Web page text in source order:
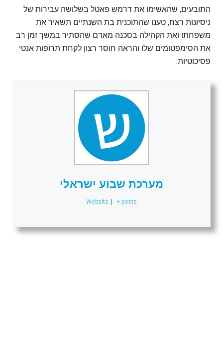
התובעים, שהאשימו את דרמש פאטל בשלושה עבירות של
ניסיונות רצח, טענו שהתוכנית בת השנתיים תשאיר את
משפחתו ואת הקהילה בסכנה מאדם שהסתיר במשך זמן רב
את הסימפטומים שלו והראה חוסר רצון לקחת תרופות אנטי
פסיכוטיות.
מערכת שבוע ישראלי
Website + posts